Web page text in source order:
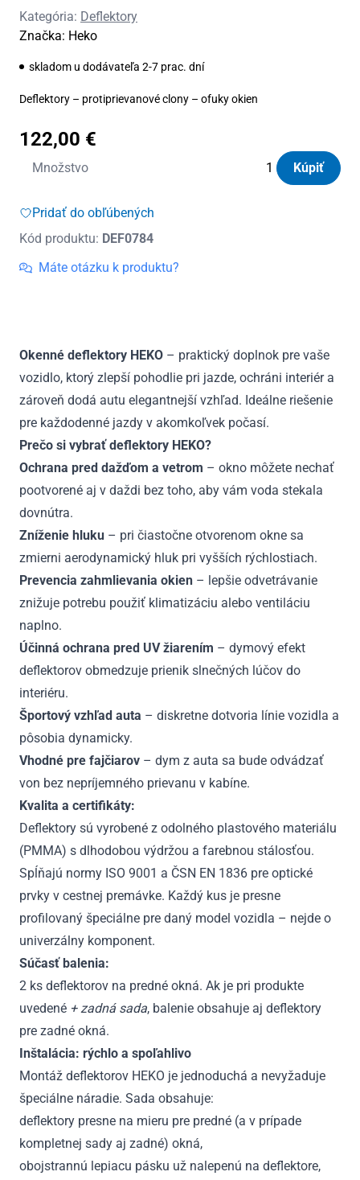
Kategória: Deflektory
Značka: Heko
skladom u dodávateľa 2-7 prac. dní
Deflektory – protiprievanové clony – ofuky okien
122,00 €
Množstvo
množstvo
Heko
M
od
Kúpiť
Pridať do obľúbených
Kód produktu: DEF0784
Máte otázku k produktu?
Okenné deflektory HEKO – praktický doplnok pre vaše
vozidlo, ktorý zlepší pohodlie pri jazde, ochráni interiér a
zároveň dodá autu elegantnejší vzhľad. Ideálne riešenie
pre každodenné jazdy v akomkoľvek počasí.
Prečo si vybrať deflektory HEKO?
Ochrana pred dažďom a vetrom – okno môžete nechať
pootvorené aj v daždi bez toho, aby vám voda stekala
dovnútra.
Zníženie hluku – pri čiastočne otvorenom okne sa
zmierni aerodynamický hluk pri vyšších rýchlostiach.
Prevencia zahmlievania okien – lepšie odvetrávanie
znižuje potrebu použiť klimatizáciu alebo ventiláciu
naplno.
Účinná ochrana pred UV žiarením – dymový efekt
deflektorov obmedzuje prienik slnečných lúčov do
interiéru.
Športový vzhľad auta – diskretne dotvoria línie vozidla a
pôsobia dynamicky.
Vhodné pre fajčiarov – dym z auta sa bude odvádzať
von bez nepríjemného prievanu v kabíne.
Kvalita a certifikáty:
Deflektory sú vyrobené z odolného plastového materiálu
(PMMA) s dlhodobou výdržou a farebnou stálosťou.
Spĺňajú normy ISO 9001 a ČSN EN 1836 pre optické
prvky v cestnej premávke. Každý kus je presne
profilovaný špeciálne pre daný model vozidla – nejde o
univerzálny komponent.
Súčasť balenia:
2 ks deflektorov na predné okná. Ak je pri produkte
uvedené + zadná sada, balenie obsahuje aj deflektory
pre zadné okná.
Inštalácia: rýchlo a spoľahlivo
Montáž deflektorov HEKO je jednoduchá a nevyžaduje
špeciálne náradie. Sada obsahuje:
deflektory presne na mieru pre predné (a v prípade
kompletnej sady aj zadné) okná,
obojstrannú lepiacu pásku už nalepenú na deflektore,